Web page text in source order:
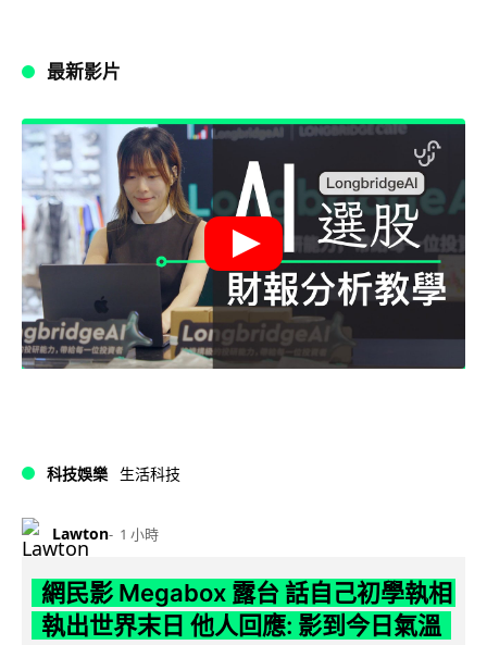
最新影片
科技娛樂 生活科技
Lawton 1 小時
網民影 Megabox 露台 話自己初學執相
執出世界末日 他人回應: 影到今日氣溫